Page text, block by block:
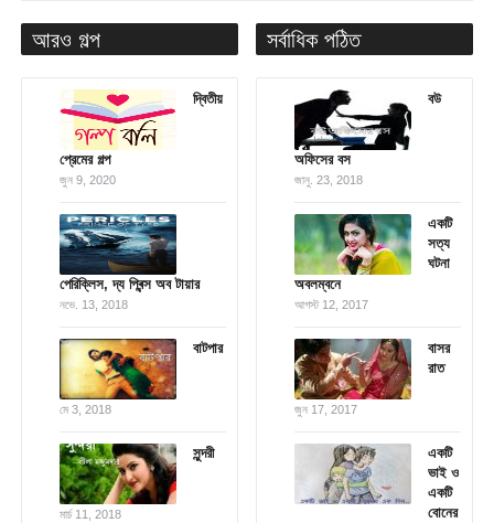
আরও গল্প
দ্বিতীয়
প্রেমের গল্প
জুন 9, 2020
পেরিক্লিস, দ্য প্ৰিন্স অব টায়ার
নভে. 13, 2018
বাটপার
মে 3, 2018
সুন্দরী
মার্চ 11, 2018
সর্বাধিক পঠিত
বউ
অফিসের বস
জানু. 23, 2018
একটি
সত্য
ঘটনা
অবলম্বনে
আগস্ট 12, 2017
বাসর
রাত
জুন 17, 2017
একটি
ভাই ও
একটি
বোনের